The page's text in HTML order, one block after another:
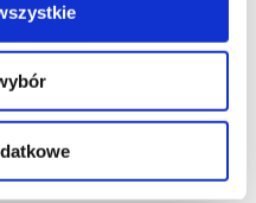
PRODUCENCI
SŁOWNIK
bogów dla ludzi